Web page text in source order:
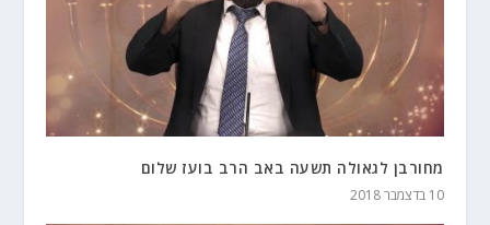
מחורבן לגאולה תשעה באב הרב בועז שלום
10 בדצמבר 2018